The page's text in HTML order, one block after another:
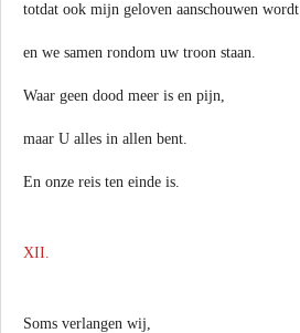
totdat ook mijn geloven aanschouwen wordt
en we samen rondom uw troon staan.
Waar geen dood meer is en pijn,
maar U alles in allen bent.
En onze reis ten einde is.
XII.
Soms verlangen wij,